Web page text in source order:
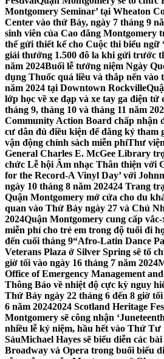
Montgomery Seminar’ tại Wheaton
Center vào thứ Bảy, ngày 7 tháng 9
sinh viên của Cao đẳng Montgomery
thể gửi thiết kế cho Cuộc thi biểu ngữ
giải thưởng 1.500 đô la khi gửi trước
năm 2024Buổi lễ tưởng niệm Ngày
dụng Thuốc quá liều và thắp nến vào
năm 2024 tại Downtown Rockville
lớp học về xe đạp và xe tay ga điện
tháng 9, tháng 10 và tháng 11 năm
Community Action Board chấp nhận
cư dân đủ điều kiện để đăng ký tham
vận động chính sách miễn phíThư
General Charles E. McGee Library
chức Lễ hội Âm nhạc Thân thiện với
for the Record-A Vinyl Day’ với
ngày 10 tháng 8 năm 202424 Trang
Quận Montgomery mở cửa cho du
quan vào Thứ Bảy ngày 27 và Chủ
2024Quận Montgomery cung cấp vắc-
miễn phí cho trẻ em trong độ tuổi đi
đến cuối tháng 9“Afro-Latin Dance
Veterans Plaza ở Silver Spring sẽ tổ
giờ tối vào ngày 16 tháng 7 năm 2024
Office of Emergency Management
Thông Báo về nhiệt độ cực kỳ nguy
Thứ Bảy ngày 22 tháng 6 đến 8 giờ
6 năm 20242024 Scotland Heritage
Montgomery sẽ công nhận
nhiều lễ kỷ niệm, hầu hết vào Thứ Tư
SáuMichael Hayes sẽ biểu diễn các
Broadway và Opera trong buổi biểu